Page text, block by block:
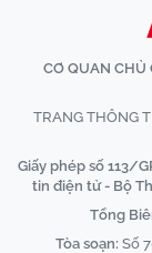
CƠ QUAN CHỦ
TRANG THÔNG
Giấy phép số 113/
tin điện tử - Bộ
Tổng
Tòa soạn: Số